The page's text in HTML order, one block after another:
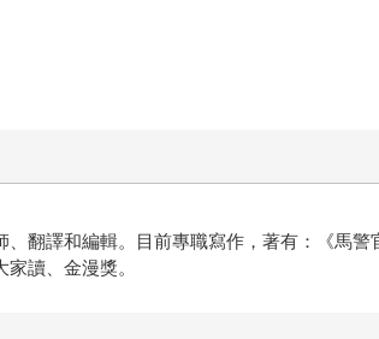
翻譯和編輯。目前專職寫作，著有：《馬
讀、金漫獎。